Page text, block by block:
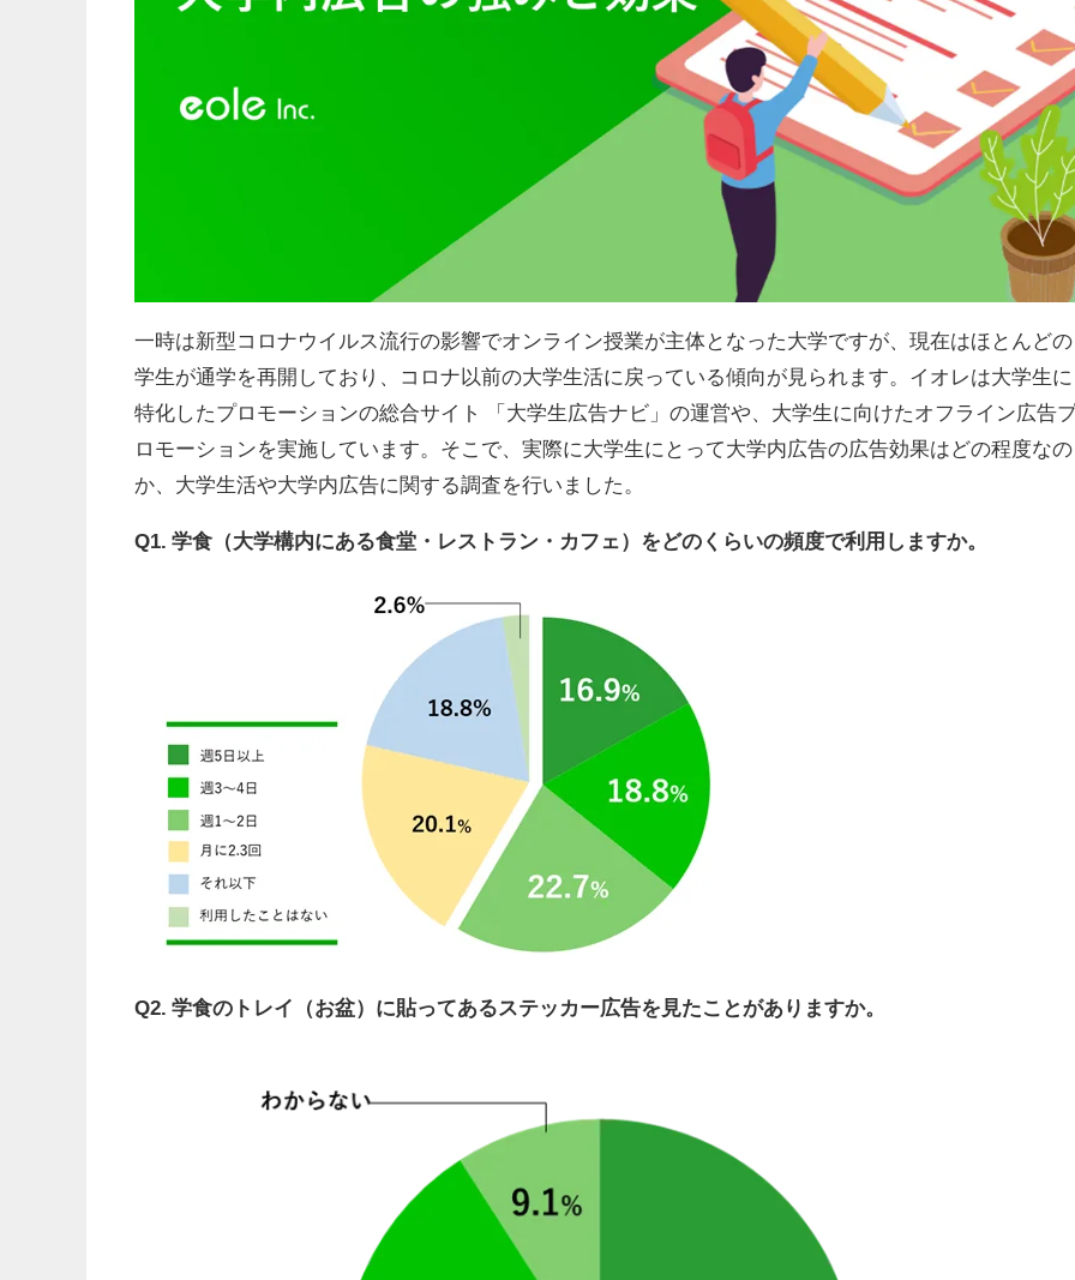
一時は新型コロナウイルス流行の影響でオンライン授業が主体となった大学ですが、現在はほとんどの
学生が通学を再開しており、コロナ以前の大学生活に戻っている傾向が見られます。イオレは大学生に
特化したプロモーションの総合サイト 「大学生広告ナビ」の運営や、大学生に向けたオフライン広告
ロモーションを実施しています。そこで、実際に大学生にとって大学内広告の広告効果はどの程度なの
か、大学生活や大学内広告に関する調査を行いました。
Q1. 学食（大学構内にある食堂・レストラン・カフェ）をどのくらいの頻度で利用しますか。
Q2. 学食のトレイ（お盆）に貼ってあるステッカー広告を見たことがありますか。